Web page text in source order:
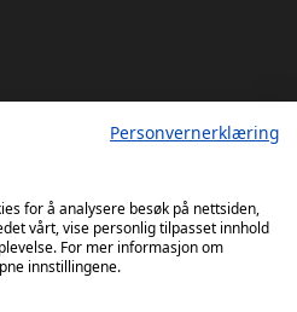
Personvernerklæring
for å analysere besøk på nettsiden,
vårt, vise personlig tilpasset innhold
For mer informasjon om
innstillingene.